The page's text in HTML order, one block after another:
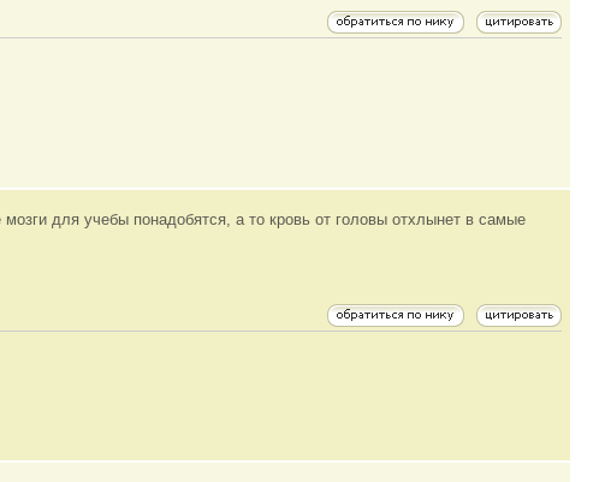
для учебы понадобятся, а то кровь от головы отхлынет в самые